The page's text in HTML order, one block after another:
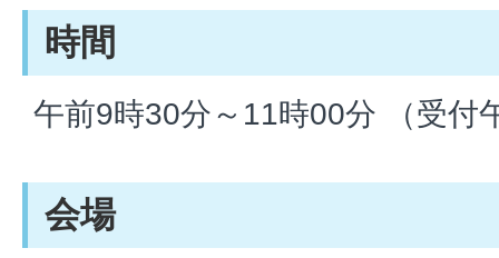
時間
午前9時30分～11時00分 （受付
会場